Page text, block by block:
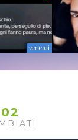
venerdì
02
3
4